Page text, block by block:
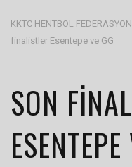
KKTC HENTBOL
finalistler Esentepe ve GG
SON